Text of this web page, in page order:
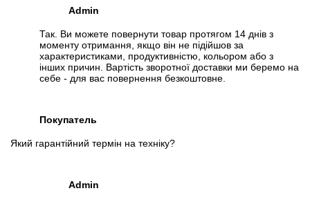
Admin
Так. Ви можете повернути товар протягом 14 днів з
моменту отримання, якщо він не підійшов за
характеристиками, продуктивністю, кольором або з
інших причин. Вартість зворотної доставки ми беремо на
себе - для вас повернення безкоштовне.
Покупатель
Який гарантійний термін на техніку?
Admin